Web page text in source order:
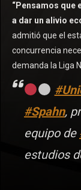
“Pensamos que
a dar un alivio
admitió que el
concurrencia
demanda la Liga
#Spahn,
equipo de
estudios